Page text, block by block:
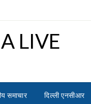
LIVE
समाचार दिल्ली एनसीआर